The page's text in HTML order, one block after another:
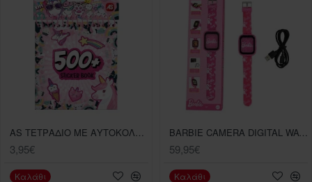
AS ΤΕΤΡΑΔΙΟ ΜΕ ΑΥΤΟΚΟΛΛΗΤΑ , ASSORTMENT 3 ΣΧΕΔΙΑ ΓΙΑ 3+ ΕΤΩΝ
3,95€
Καλάθι
BARBIE CAMERA DIGITAL WATCH 8GB MEMO
59,95€
Καλάθι